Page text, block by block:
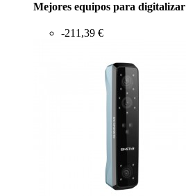
Mejores equipos para digitalizar
-211,39 €